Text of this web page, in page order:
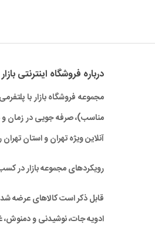
درباره‌ فروشگاه اینترنتی بازار
مجموعه فروشگاه بازار با
آنلاین ویژه تهران و استان تهران را راه‌ اندازی نمود و از بهار
رویکردهای مجموعه بازار در
قابل ذکر است کالاهای عرضه شده
ادویه جات، نوشیدنی و دمنوش،